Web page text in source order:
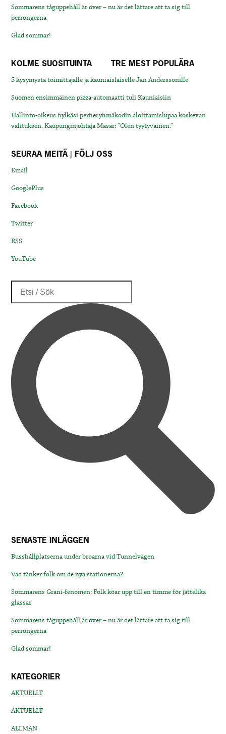
Sommarens tåguppehåll är över – nu är det lättare att ta sig till
perrongerna
Glad sommar!
KOLME SUOSITUINTA TRE MEST POPULÄRA
5 kysymystä toimittajalle ja kauniaislaiselle Jan Anderssonille
Suomen ensimmäinen pizza-automaatti tuli Kauniaisiin
Hallinto-oikeus hylkäsi perheryhmäkodin aloittamislupaa koskevan
valituksen. Kaupunginjohtaja Masar: “Olen tyytyväinen.”
SEURAA MEITÄ | FÖLJ OSS
Email
GooglePlus
Facebook
Twitter
RSS
YouTube
SENASTE INLÄGGEN
Busshållplatserna under broarna vid Tunnelvägen
Vad tänker folk om de nya stationerna?
Sommarens Grani-fenomen: Folk köar upp till en timme för jättelika
glassar
Sommarens tåguppehåll är över – nu är det lättare att ta sig till
perrongerna
Glad sommar!
KATEGORIER
AKTUELLT
AKTUELLT
ALLMÄN